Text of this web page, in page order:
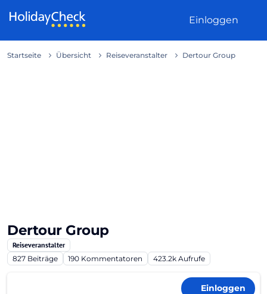
Einloggen
Startseite Übersicht Reiseveranstalter Dertour Group
Dertour Group
Reiseveranstalter
827 Beiträge 190 Kommentatoren 423.2k Aufrufe
Einloggen